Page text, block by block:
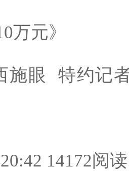
万元》
施眼 特约记
14172阅读